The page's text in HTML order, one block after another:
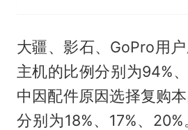
大疆、影石、GoPro用
主机的比例分别为94%
中因配件原因选择复购
分别为18%、17%、